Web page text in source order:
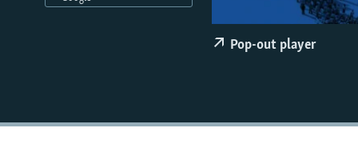
Pop-out player